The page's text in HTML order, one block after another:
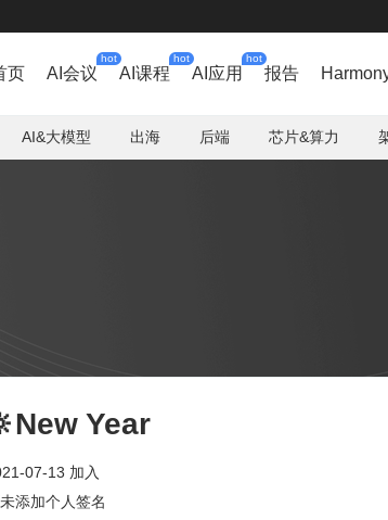
页 AI会议
hot
AI课程
hot
AI应用
hot
报告
AI&大模型 出海 后端 芯片&算力
Year
07-13 加入
添加个人签名